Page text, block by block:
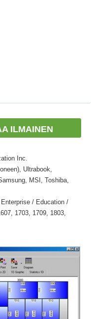
ILMAINEN
Inc.
Ultrabook,
MSI, Toshiba,
/ Education /
1703, 1709, 1803,